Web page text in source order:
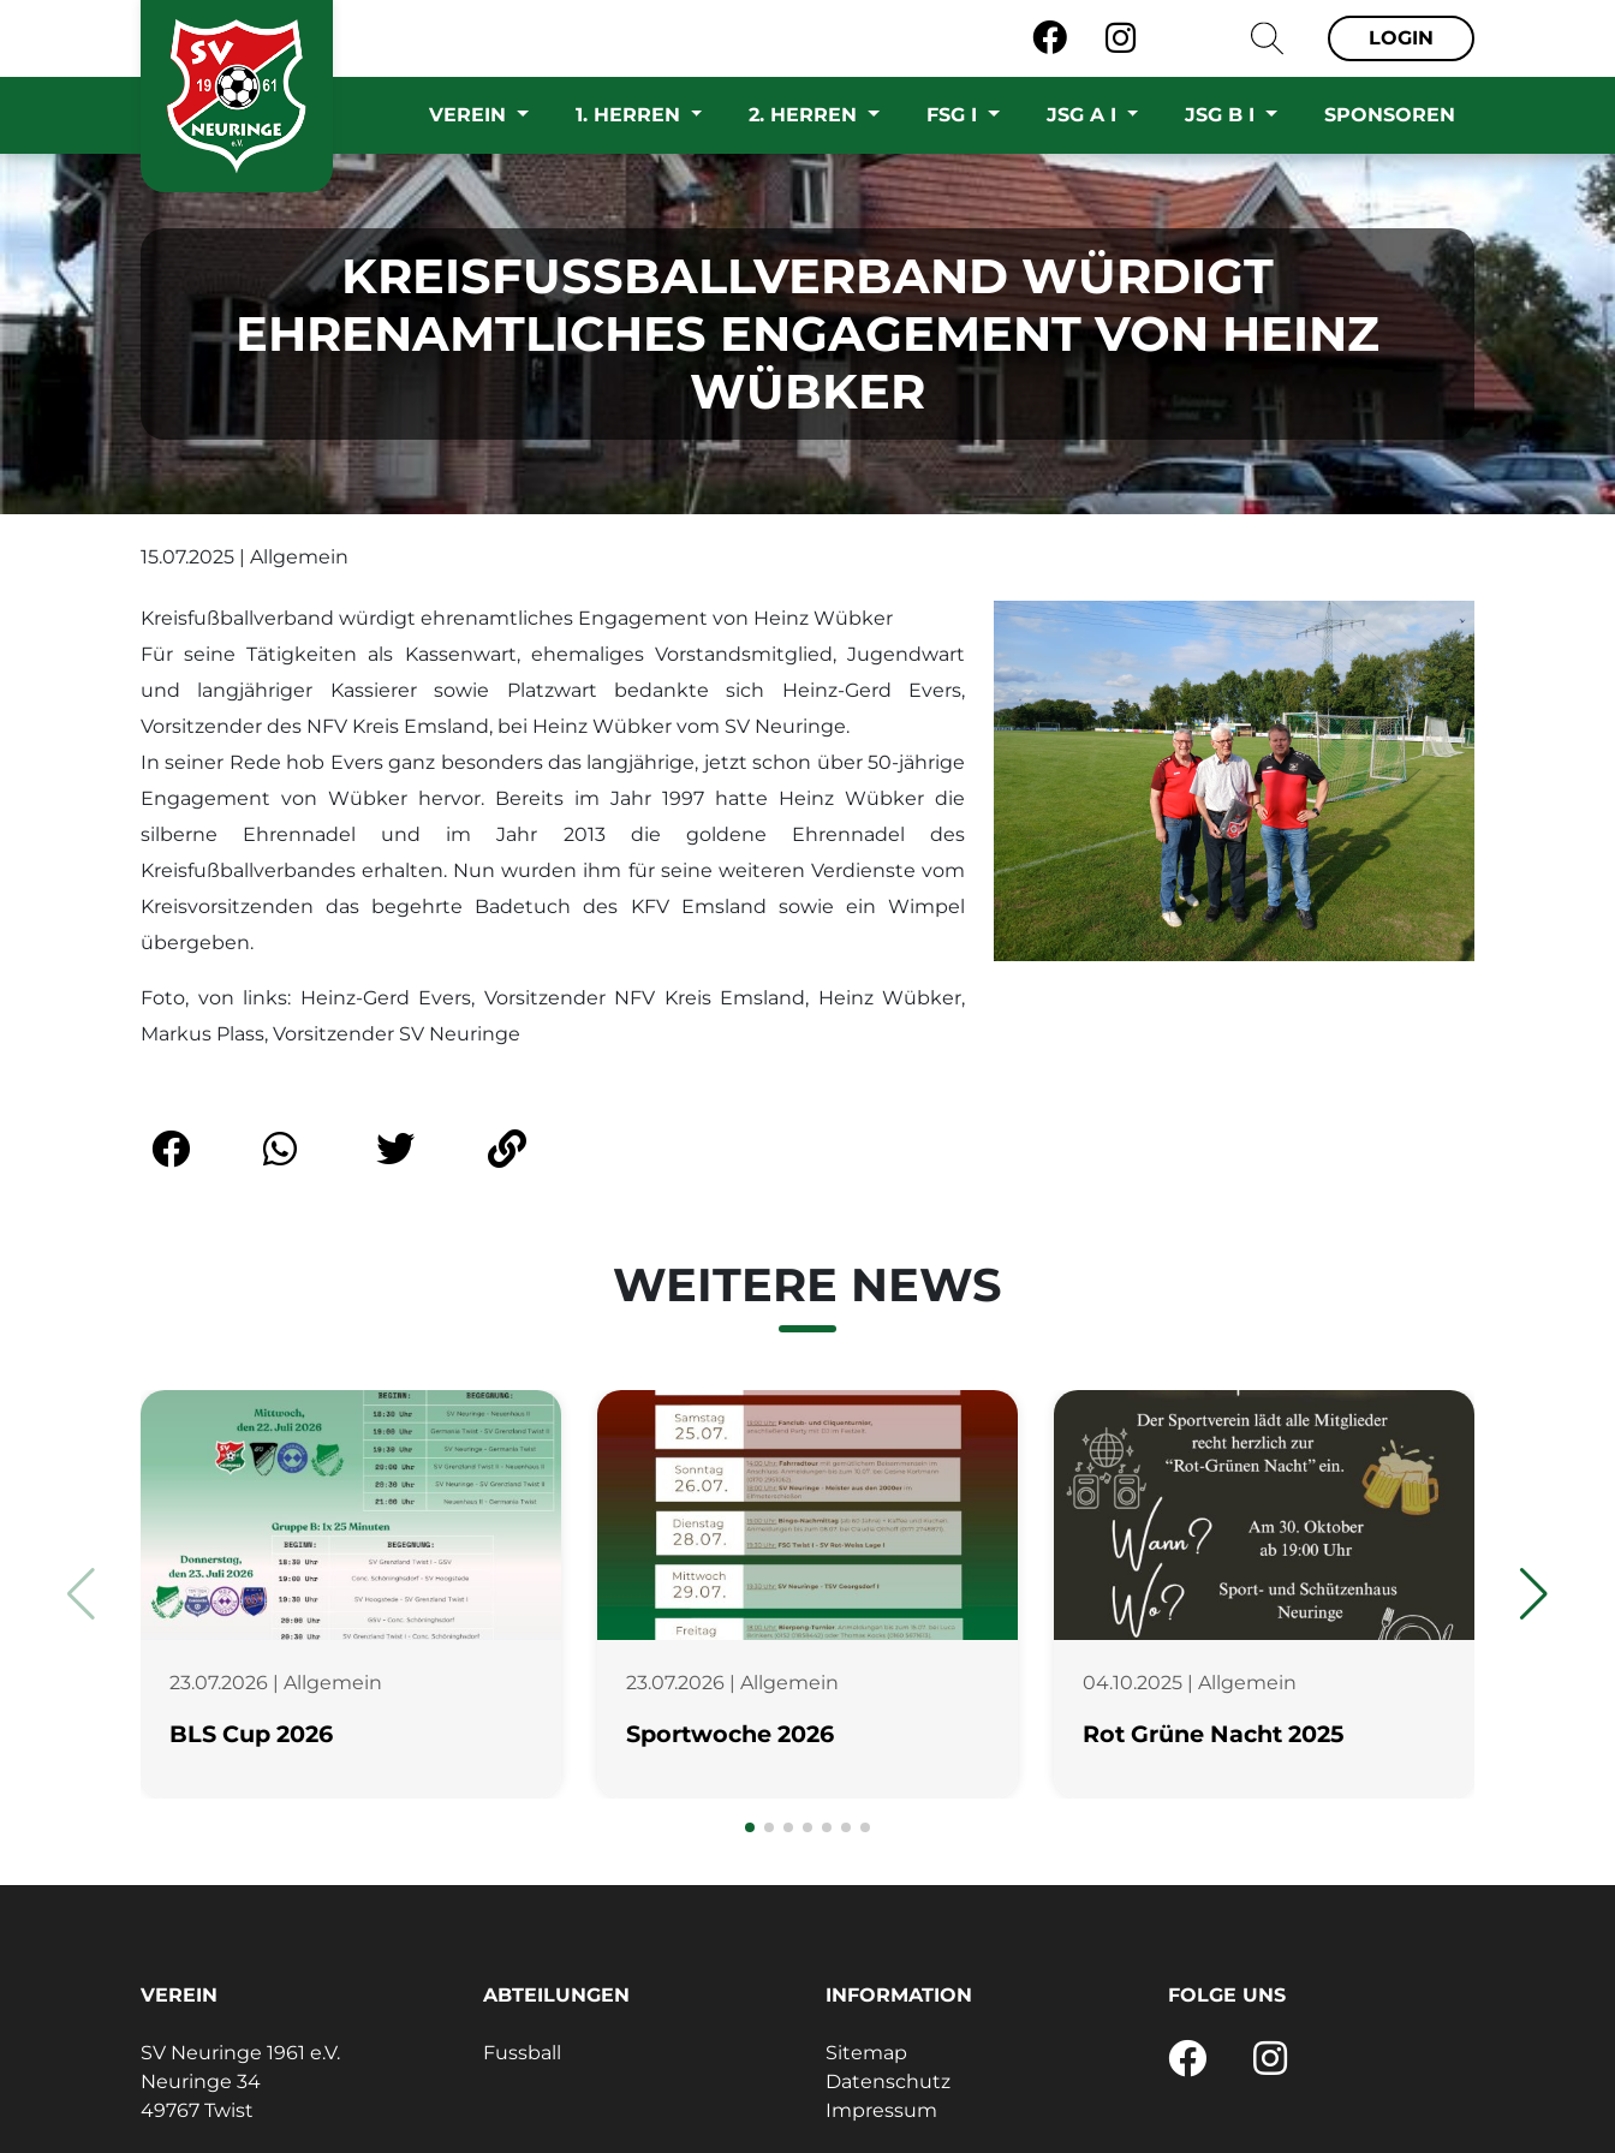
LOGIN
VEREIN 1. HERREN 2. HERREN FSG I JSG A I JSG B I SPONSOREN
KREISFUSSBALLVERBAND WÜRDIGT E
HRENAMTLICHES ENGAGEMENT VON HEINZ W
ÜBKER
15.07.2025 | Allgemein
Kreisfußballverband würdigt ehrenamtliches Engagement von Heinz Wübker
Für seine Tätigkeiten als Kassenwart, ehemaliges Vorstandsmitglied, Jugendwart
und langjähriger Kassierer sowie Platzwart bedankte sich Heinz-Gerd Evers,
Vorsitzender des NFV Kreis Emsland, bei Heinz Wübker vom SV Neuringe.
In seiner Rede hob Evers ganz besonders das langjährige, jetzt schon über 50-jährige
Engagement von Wübker hervor. Bereits im Jahr 1997 hatte Heinz Wübker die
silberne Ehrennadel und im Jahr 2013 die goldene Ehrennadel des
Kreisfußballverbandes erhalten. Nun wurden ihm für seine weiteren Verdienste vom
Kreisvorsitzenden das begehrte Badetuch des KFV Emsland sowie ein Wimpel
übergeben.
Foto, von links: Heinz-Gerd Evers, Vorsitzender NFV Kreis Emsland, Heinz Wübker,
Markus Plass, Vorsitzender SV Neuringe
WEITERE NEWS
23.07.2026 | Allgemein
BLS Cup 2026
23.07.2026 | Allgemein
Sportwoche 2026
04.10.2025 | Allgemein
Rot Grüne Nacht 2025
VEREIN
SV Neuringe 1961 e.V.
Neuringe 34
49767 Twist
ABTEILUNGEN
Fussball
INFORMATION
Sitemap
Datenschutz
Impressum
FOLGE UNS